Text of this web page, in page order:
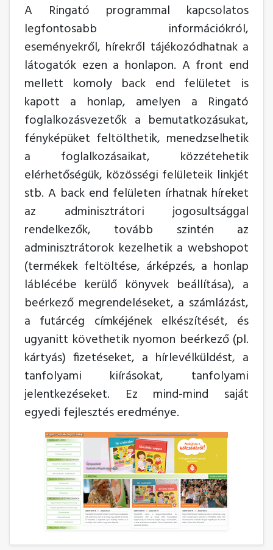
A Ringató programmal kapcsolatos
legfontosabb információkról,
eseményekről, hírekről tájékozódhatnak a
látogatók ezen a honlapon. A front end
mellett komoly back end felületet is
kapott a honlap, amelyen a Ringató
foglalkozásvezetők a bemutatkozásukat,
fényképüket feltölthetik, menedzselhetik
a foglalkozásaikat, közzétehetik
elérhetőségük, közösségi felületeik linkjét
stb. A back end felületen írhatnak híreket
az adminisztrátori jogosultsággal
rendelkezők, tovább szintén az
adminisztrátorok kezelhetik a webshopot
(termékek feltöltése, árképzés, a honlap
láblécébe kerülő könyvek beállítása), a
beérkező megrendeléseket, a számlázást,
a futárcég címkéjének elkészítését, és
ugyanitt követhetik nyomon beérkező (pl.
kártyás) fizetéseket, a hírlevélküldést, a
tanfolyami kiírásokat, tanfolyami
jelentkezéseket. Ez mind-mind saját
egyedi fejlesztés eredménye.